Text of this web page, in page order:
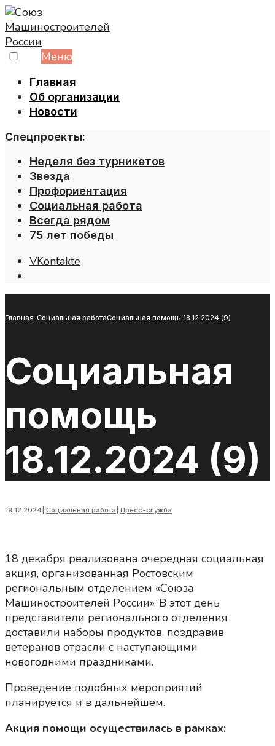
Skip
to
content
Меню
Главная
Об организации
Новости
Спецпроекты:
Неделя без турникетов
Звезда
Профориентация
Социальная работа
Всегда рядом
75 лет победы
VKontakte
Главная Социальная работаСоциальная помощь 18.12.2024 (9)
Социальная
помощь
18.12.2024 (9)
19.12.2024 Социальная работа Пресс-служба
18 декабря реализована очередная социальная
акция, организованная Ростовским
региональным отделением «Союза
Машиностроителей России». В этот день
представители регионального отделения
доставили наборы продуктов, поздравив
ветеранов отрасли с наступающими
новогодними праздниками.
Проведение подобных мероприятий
планируется и в дальнейшем.
Акция помощи осуществилась в рамках: